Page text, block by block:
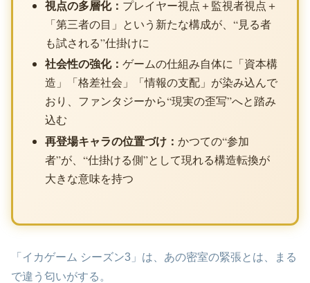
視点の多層化： プレイヤー視点＋監視者視点＋
「第三者の目」という新たな構成が、“見る者
も試される”仕掛けに
社会性の強化：ゲームの仕組み自体に「資本構
造」「格差社会」「情報の支配」が染み込んで
おり、ファンタジーから“現実の歪写”へと踏み
込む
再登場キャラの位置づけ：かつての“参加
者”が、“仕掛ける側”として現れる構造転換が
大きな意味を持つ
「イカゲーム シーズン3」は、あの密室の緊張とは、まる
で違う匂いがする。